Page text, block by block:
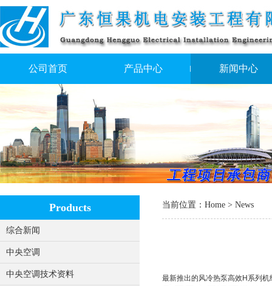
公司首页 产品中心 新闻中心
Products
综合新闻
中央空调
中央空调技术资料
当前位置： Home > News
最新推出的风冷热泵高效H系列